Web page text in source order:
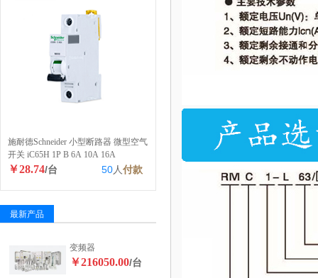
施耐德Schneider 小型断路器 微型空气
开关 iC65H 1P B 6A 10A 16A
￥28.74/台 50人付款
最新产品
变频器
￥216050.00/台